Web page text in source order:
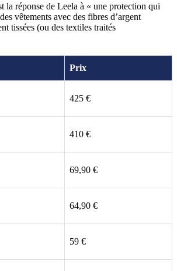
la réponse de Leela à « une protection qui
vêtements avec des fibres d’argent
tissées (ou des textiles traités
Prix
425 €
410 €
69,90 €
64,90 €
59 €